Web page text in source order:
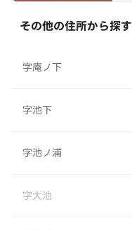
その他の住所から探す
字庵ノ下
字池下
字池ノ浦
字大池